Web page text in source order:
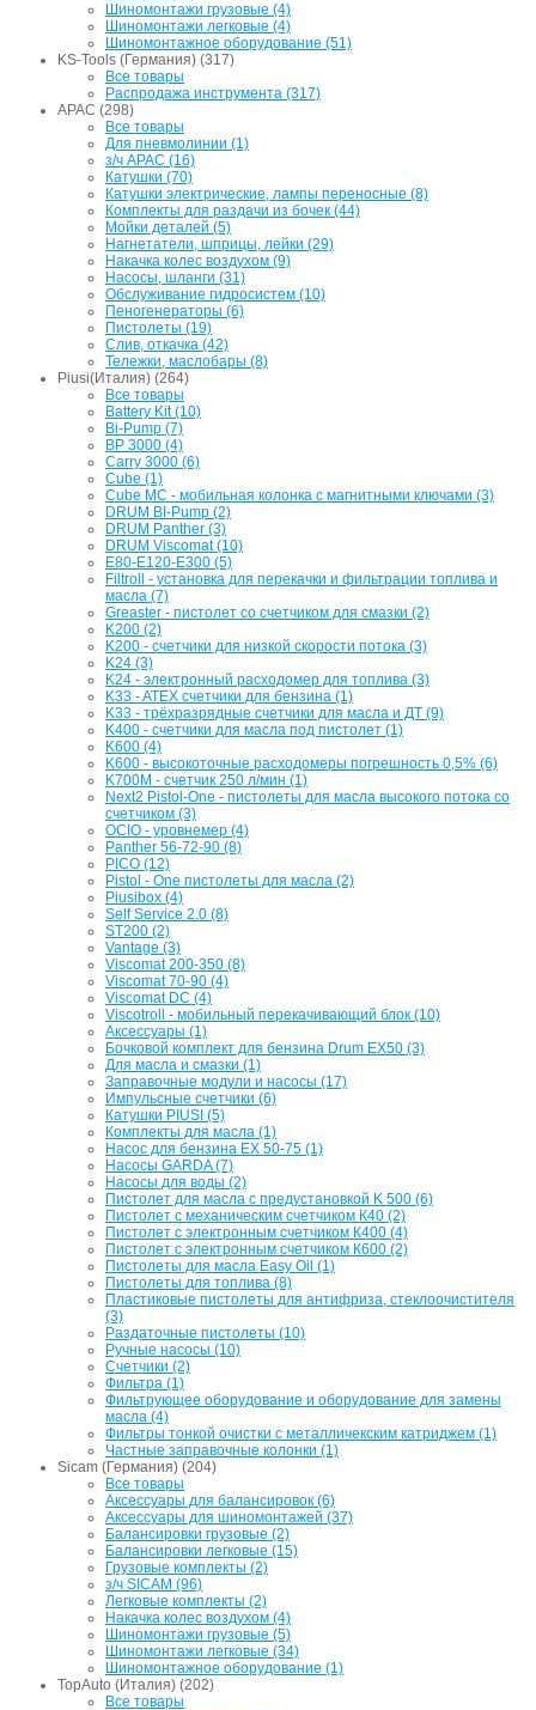
Шиномонтажи грузовые (4)
Шиномонтажи легковые (4)
Шиномонтажное оборудование (51)
KS-Tools (Германия) (317)
Все товары
Распродажа инструмента (317)
APAC (298)
Все товары
Для пневмолинии (1)
з/ч APAC (16)
Катушки (70)
Катушки электрические, лампы переносные (8)
Комплекты для раздачи из бочек (44)
Мойки деталей (5)
Нагнетатели, шприцы, лейки (29)
Накачка колес воздухом (9)
Насосы, шланги (31)
Обслуживание гидросистем (10)
Пеногенераторы (6)
Пистолеты (19)
Слив, откачка (42)
Тележки, маслобары (8)
Piusi(Италия) (264)
Все товары
Battery Kit (10)
Bi-Pump (7)
BP 3000 (4)
Carry 3000 (6)
Cube (1)
Cube MC - мобильная колонка с магнитными ключами (3)
DRUM BI-Pump (2)
DRUM Panther (3)
DRUM Viscomat (10)
E80-E120-E300 (5)
Filtroll - установка для перекачки и фильтрации топлива и
масла (7)
Greaster - пистолет со счетчиком для смазки (2)
K200 (2)
K200 - счетчики для низкой скорости потока (3)
K24 (3)
K24 - электронный расходомер для топлива (3)
K33 - ATEX счетчики для бензина (1)
K33 - трёхразрядные счетчики для масла и ДТ (9)
K400 - счетчики для масла под пистолет (1)
K600 (4)
K600 - высокоточные расходомеры погрешность 0,5% (6)
K700M - счетчик 250 л/мин (1)
Next2 Pistol-One - пистолеты для масла высокого потока со
счетчиком (3)
OCIO - уровнемер (4)
Panther 56-72-90 (8)
PICO (12)
Pistol - One пистолеты для масла (2)
Piusibox (4)
Self Service 2.0 (8)
ST200 (2)
Vantage (3)
Viscomat 200-350 (8)
Viscomat 70-90 (4)
Viscomat DC (4)
Viscotroll - мобильный перекачивающий блок (10)
Аксессуары (1)
Бочковой комплект для бензина Drum EX50 (3)
Для масла и смазки (1)
Заправочные модули и насосы (17)
Импульсные счетчики (6)
Катушки PIUSI (5)
Комплекты для масла (1)
Насос для бензина EX 50-75 (1)
Насосы GARDA (7)
Насосы для воды (2)
Пистолет для масла с предустановкой K 500 (6)
Пистолет с механическим счетчиком К40 (2)
Пистолет с электронным счетчиком К400 (4)
Пистолет с электронным счетчиком К600 (2)
Пистолеты для масла Easy Oil (1)
Пистолеты для топлива (8)
Пластиковые пистолеты для антифриза, стеклоочистителя
(3)
Раздаточные пистолеты (10)
Ручные насосы (10)
Счетчики (2)
Фильтра (1)
Фильтрующее оборудование и оборудование для замены
масла (4)
Фильтры тонкой очистки с металличекским катриджем (1)
Частные заправочные колонки (1)
Sicam (Германия) (204)
Все товары
Аксессуары для балансировок (6)
Аксессуары для шиномонтажей (37)
Балансировки грузовые (2)
Балансировки легковые (15)
Грузовые комплекты (2)
з/ч SICAM (96)
Легковые комплекты (2)
Накачка колес воздухом (4)
Шиномонтажи грузовые (5)
Шиномонтажи легковые (34)
Шиномонтажное оборудование (1)
TopAuto (Италия) (202)
Все товары